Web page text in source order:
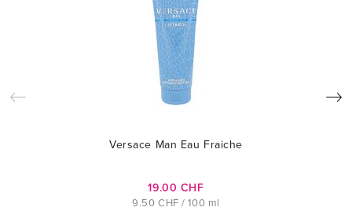
Versace Man Eau Fraiche
19.00 CHF
9.50 CHF / 100 ml